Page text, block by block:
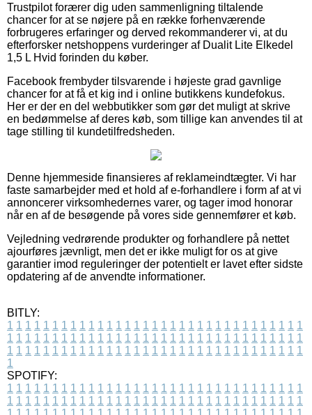
Trustpilot forærer dig uden sammenligning tiltalende
chancer for at se nøjere på en række forhenværende
forbrugeres erfaringer og derved rekommanderer vi, at du
efterforsker netshoppens vurderinger af Dualit Lite Elkedel
1,5 L Hvid forinden du køber.
Facebook frembyder tilsvarende i højeste grad gavnlige
chancer for at få et kig ind i online butikkens kundefokus.
Her er der en del webbutikker som gør det muligt at skrive
en bedømmelse af deres køb, som tillige kan anvendes til at
tage stilling til kundetilfredsheden.
Denne hjemmeside finansieres af reklameindtægter. Vi har
faste samarbejder med et hold af e-forhandlere i form af at vi
annoncerer virksomhedernes varer, og tager imod honorar
når en af de besøgende på vores side gennemfører et køb.
Vejledning vedrørende produkter og forhandlere på nettet
ajourføres jævnligt, men det er ikke muligt for os at give
garantier imod reguleringer der potentielt er lavet efter sidste
opdatering af de anvendte informationer.
BITLY:
1 1 1 1 1 1 1 1 1 1 1 1 1 1 1 1 1 1 1 1 1 1 1 1 1 1 1 1 1 1 1 1 1
1 1 1 1 1 1 1 1 1 1 1 1 1 1 1 1 1 1 1 1 1 1 1 1 1 1 1 1 1 1 1 1 1
1 1 1 1 1 1 1 1 1 1 1 1 1 1 1 1 1 1 1 1 1 1 1 1 1 1 1 1 1 1 1 1 1
1
SPOTIFY:
1 1 1 1 1 1 1 1 1 1 1 1 1 1 1 1 1 1 1 1 1 1 1 1 1 1 1 1 1 1 1 1 1
1 1 1 1 1 1 1 1 1 1 1 1 1 1 1 1 1 1 1 1 1 1 1 1 1 1 1 1 1 1 1 1 1